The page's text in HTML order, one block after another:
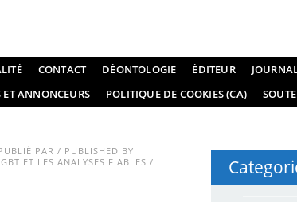
CONTACT DÉONTOLOGIE ÉDITEUR
ET ANNONCEURS POLITIQUE DE COOKIES (CA)
PAR / PUBLISHED BY
ET LES ANALYSES FIABLES /